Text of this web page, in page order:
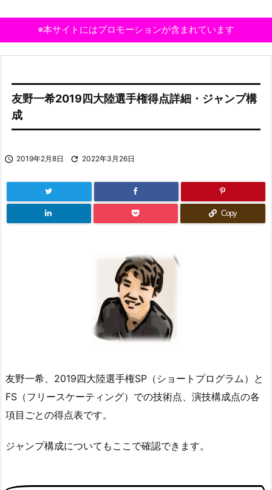
※本サイトにはプロモーションが含まれています
友野一希2019四大陸選手権得点詳細・ジャンプ構
成
 2019年2月8日  2022年3月26日
Copy
友野一希、2019四大陸選手権SP（ショートプログラム）と
FS（フリースケーティング）での技術点、演技構成点の各
項目ごとの得点表です。
ジャンプ構成についてもここで確認できます。